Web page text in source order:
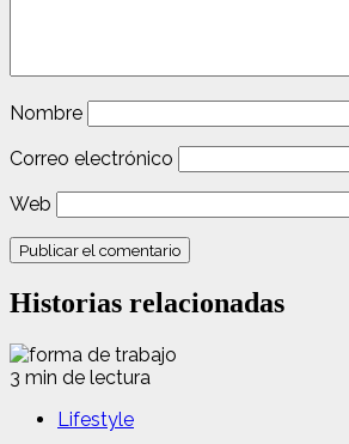
Nombre
Correo electrónico
Web
Historias relacionadas
3 min de lectura
Lifestyle